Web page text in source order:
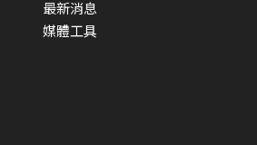
最新消息
媒體工具